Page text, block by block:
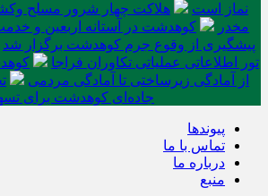
نماز است
مخدر
کوهدشت در آستانه اربعین و
پیشگیری از وقوع جرم کوهدشت برگزار شد
تور اطلاعاتی عملیاتی تکاوران فراجا
از آمادگی زیرساختی تا آمادگی مردمی
جاده‌ای کوهدشت برای
پیوندها
تماس با ما
درباره ما
منبع